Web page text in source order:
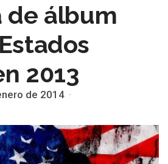
de álbum
2013
de 2014